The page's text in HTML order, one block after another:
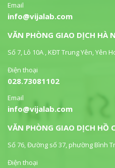
Email
info@vijalab.com
VĂN PHÒNG GIAO DỊCH HÀ
Số 7, Lô 10A , KĐT Trung Yên, Yên
Điện thoại
028.73081102
Email
info@vijalab.com
VĂN PHÒNG GIAO DỊCH HỒ
Số 76, Đường số 37, phường Bình
Điện thoại